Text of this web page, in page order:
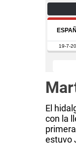
El
con la
estuvo